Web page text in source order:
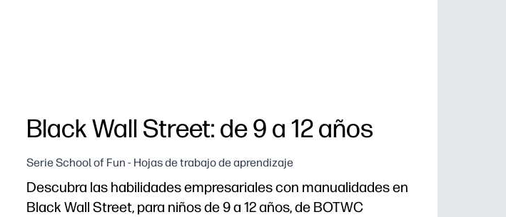
Black Wall Street: de 9 a 12 años
Serie School of Fun - Hojas de trabajo de aprendizaje
Descubra las habilidades empresariales con manualidades en
Black Wall Street, para niños de 9 a 12 años, de BOTWC